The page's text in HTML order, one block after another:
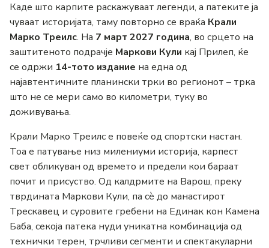
Каде што карпите раскажуваат легенди, а патеките ја
чуваат историјата, таму повторно се враќа Крали
Марко Треилс. На 7 март 2027 година, во срцето на
заштитеното подрачје Маркови Кули кај Прилеп, ќе
се одржи 14-тото издание на една од
најавтентичните планински трки во регионот – трка
што не се мери само во километри, туку во
доживувања.
Крали Марко Треилс е повеќе од спортски настан.
Тоа е патување низ милениуми историја, карпест
свет обликуван од времето и предели кои бараат
почит и присуство. Од калдрмите на Варош, преку
тврдината Маркови Кули, па сè до манастирот
Трескавец и суровите гребени на Единак кон Камена
Баба, секоја патека нуди уникатна комбинација од
технички терен, трчливи сегменти и спектакуларни